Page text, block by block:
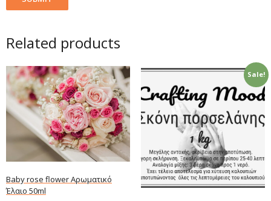
Related products
Baby rose flower Αρωματικό
Έλαιο 50ml
Sale!